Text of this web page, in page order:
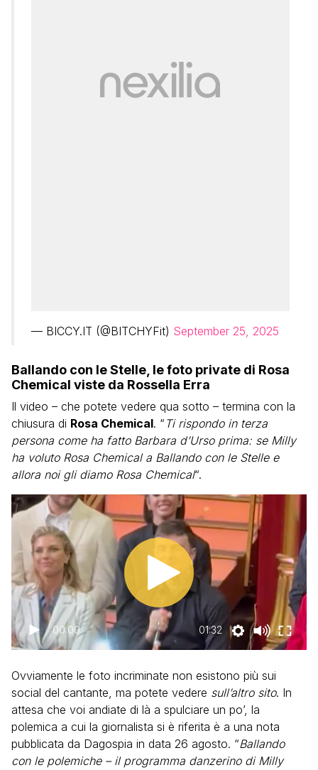
— BICCY.IT (@BITCHYFit) September 25, 2025
Ballando con le Stelle, le foto private di Rosa
Chemical viste da Rossella Erra
Il video – che potete vedere qua sotto – termina con la
chiusura di Rosa Chemical. “ Ti rispondo in terza
persona come ha fatto Barbara d’Urso prima: se Milly
ha voluto Rosa Chemical a Ballando con le Stelle e
allora noi gli diamo Rosa Chemical“.
00:00 01:32
Ovviamente le foto incriminate non esistono più sui
social del cantante, ma potete vedere sull’altro sito. In
attesa che voi andiate di là a spulciare un po’, la
polemica a cui la giornalista si è riferita è a una nota
pubblicata da Dagospia in data 26 agosto. “Ballando
con le polemiche – il programma danzerino di Milly